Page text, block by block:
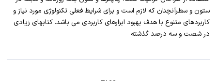
ستون و سطرآنچنان که لازم است و برای شرایط فعلی تکنولوژی مورد نیاز و
کاربردهای متنوع با هدف بهبود ابزارهای کاربردی می باشد. کتابهای زیادی
در شصت و سه درصد گذشته